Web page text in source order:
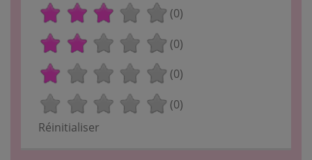
(0)
(0)
(0)
(0)
Réinitialiser